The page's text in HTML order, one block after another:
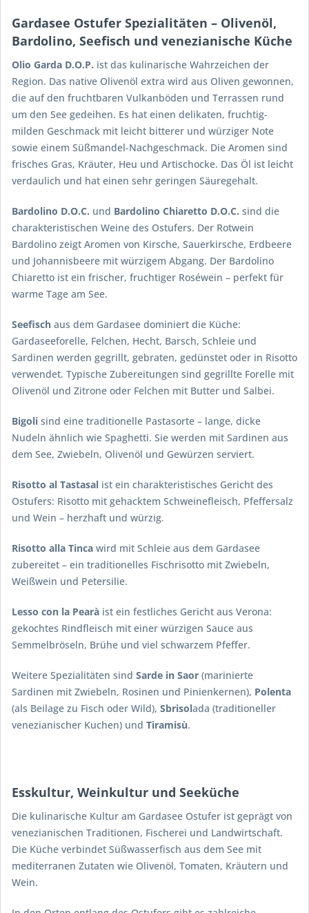
Gardasee Ostufer Spezialitäten – Olivenöl,
Bardolino, Seefisch und venezianische Küche
Olio Garda D.O.P. ist das kulinarische Wahrzeichen der
Region. Das native Olivenöl extra wird aus Oliven gewonnen,
die auf den fruchtbaren Vulkanböden und Terrassen rund
um den See gedeihen. Es hat einen delikaten, fruchtig-
milden Geschmack mit leicht bitterer und würziger Note
sowie einem Süßmandel-Nachgeschmack. Die Aromen sind
frisches Gras, Kräuter, Heu und Artischocke. Das Öl ist leicht
verdaulich und hat einen sehr geringen Säuregehalt.
Bardolino D.O.C. und Bardolino Chiaretto D.O.C. sind die
charakteristischen Weine des Ostufers. Der Rotwein
Bardolino zeigt Aromen von Kirsche, Sauerkirsche, Erdbeere
und Johannisbeere mit würzigem Abgang. Der Bardolino
Chiaretto ist ein frischer, fruchtiger Roséwein – perfekt für
warme Tage am See.
Seefisch aus dem Gardasee dominiert die Küche:
Gardaseeforelle, Felchen, Hecht, Barsch, Schleie und
Sardinen werden gegrillt, gebraten, gedünstet oder in Risotto
verwendet. Typische Zubereitungen sind gegrillte Forelle mit
Olivenöl und Zitrone oder Felchen mit Butter und Salbei.
Bigoli sind eine traditionelle Pastasorte – lange, dicke
Nudeln ähnlich wie Spaghetti. Sie werden mit Sardinen aus
dem See, Zwiebeln, Olivenöl und Gewürzen serviert.
Risotto al Tastasal ist ein charakteristisches Gericht des
Ostufers: Risotto mit gehacktem Schweinefleisch, Pfeffersalz
und Wein – herzhaft und würzig.
Risotto alla Tinca wird mit Schleie aus dem Gardasee
zubereitet – ein traditionelles Fischrisotto mit Zwiebeln,
Weißwein und Petersilie.
Lesso con la Pearà ist ein festliches Gericht aus Verona:
gekochtes Rindfleisch mit einer würzigen Sauce aus
Semmelbröseln, Brühe und viel schwarzem Pfeffer.
Weitere Spezialitäten sind Sarde in Saor (marinierte
Sardinen mit Zwiebeln, Rosinen und Pinienkernen), Polenta
(als Beilage zu Fisch oder Wild), Sbrisolada (traditioneller
venezianischer Kuchen) und Tiramisù.
Esskultur, Weinkultur und Seeküche
Die kulinarische Kultur am Gardasee Ostufer ist geprägt von
venezianischen Traditionen, Fischerei und Landwirtschaft.
Die Küche verbindet Süßwasserfisch aus dem See mit
mediterranen Zutaten wie Olivenöl, Tomaten, Kräutern und
Wein.